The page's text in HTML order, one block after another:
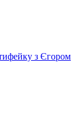
з Єгором